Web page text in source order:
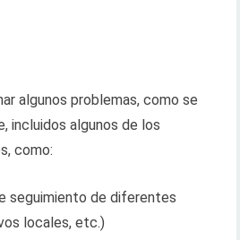
algunos problemas, como se
incluidos algunos de los
como:
seguimiento de diferentes
locales, etc.)